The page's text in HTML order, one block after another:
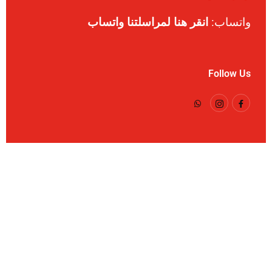
واتساب: انقر هنا لمراسلتنا واتساب
Follow Us